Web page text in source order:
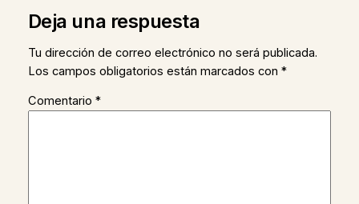
Deja una respuesta
Tu dirección de correo electrónico no será publicada.
Los campos obligatorios están marcados con *
Comentario *